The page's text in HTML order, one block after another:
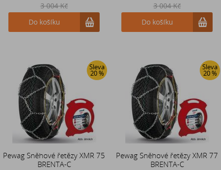
3 004 Kč
Do košíku
3 004 Kč
Do košíku
Sleva
20 %
Pewag Sněhové řetězy XMR 75
BRENTA-C
Sleva
20 %
Pewag Sněhové řetězy XMR 77
BRENTA-C